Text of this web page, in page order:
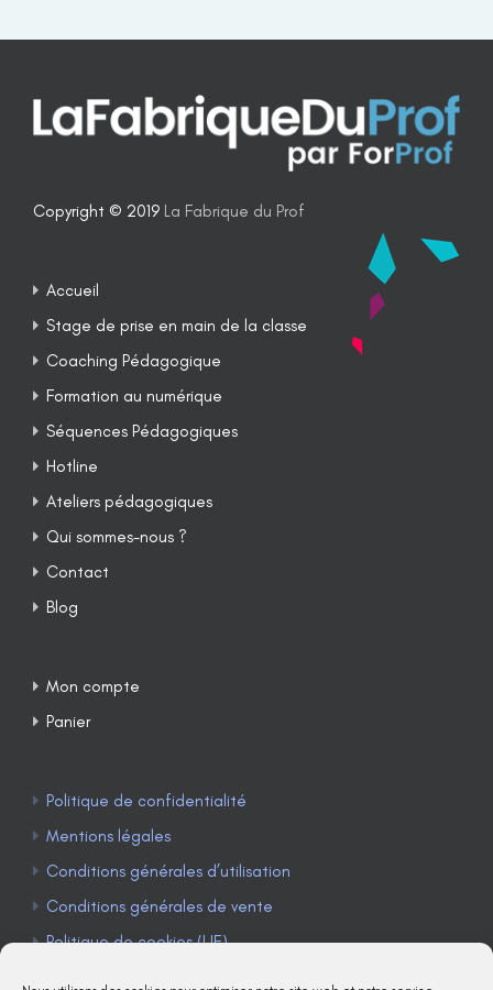
Copyright © 2019 La Fabrique du Prof
Accueil
Stage de prise en main de la classe
Coaching Pédagogique
Formation au numérique
Séquences Pédagogiques
Hotline
Ateliers pédagogiques
Qui sommes-nous ?
Contact
Blog
Mon compte
Panier
Politique de confidentialité
Mentions légales
Conditions générales d’utilisation
Conditions générales de vente
Politique de cookies (UE)